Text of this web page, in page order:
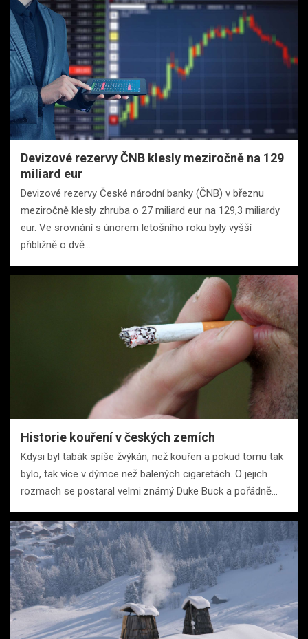
Devizové rezervy ČNB klesly meziročně na 129
miliard eur
Devizové rezervy České národní banky (ČNB) v březnu
meziročně klesly zhruba o 27 miliard eur na 129,3 miliardy
eur. Ve srovnání s únorem letošního roku byly vyšší
přibližně o dvě…
Historie kouření v českých zemích
Kdysi byl tabák spíše žvýkán, než kouřen a pokud tomu tak
bylo, tak více v dýmce než balených cigaretách. O jejich
rozmach se postaral velmi známý Duke Buck a pořádně…